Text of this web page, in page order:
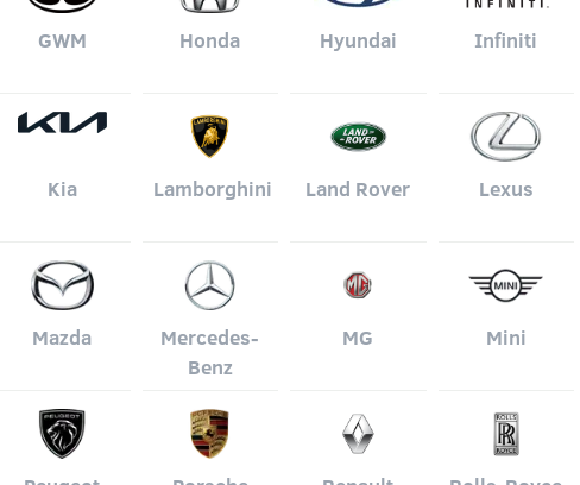
GWM Honda Hyundai Infiniti
Kia Lamborghini Land Rover Lexus
Mazda
Mercedes-
Benz
MG Mini